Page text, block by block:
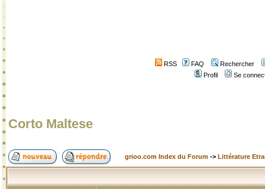
RSS FAQ
Rechercher
Profil
Se
Corto Maltese
grioo.com Index du Forum -> Littérature